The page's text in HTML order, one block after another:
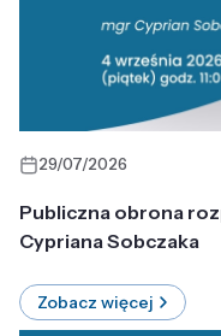
29/07/2026
Publiczna obrona
Cypriana Sobczaka
Zobacz więcej